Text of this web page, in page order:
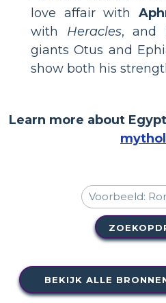
love affair with
with Heracles, and
giants Otus and
show both his
Learn more about
BEKIJK ALLE